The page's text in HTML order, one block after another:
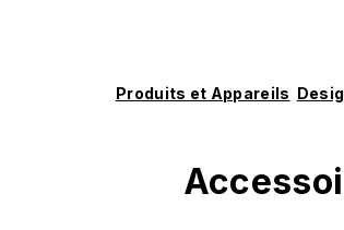
Produits et Appareils